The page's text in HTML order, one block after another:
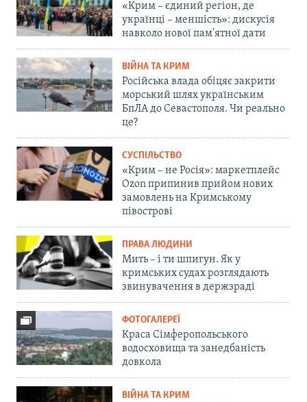
«Крим – єдиний регіон, де
українці – меншість»: дискусія
навколо нової пам'ятної дати
ВІЙНА ТА КРИМ
Російська влада обіцяє закрити
морський шлях українським
БпЛА до Севастополя. Чи реально
це?
СУСПІЛЬСТВО
«Крим – не Росія»: маркетплейс
Ozon припинив прийом нових
замовлень на Кримському
півострові
ПРАВА ЛЮДИНИ
Мить – і ти шпигун. Як у
кримських судах розглядають
звинувачення в держзраді
ФОТОГАЛЕРЕЇ
Краса Сімферопольського
водосховища та занедбаність
довкола
ВІЙНА ТА КРИМ